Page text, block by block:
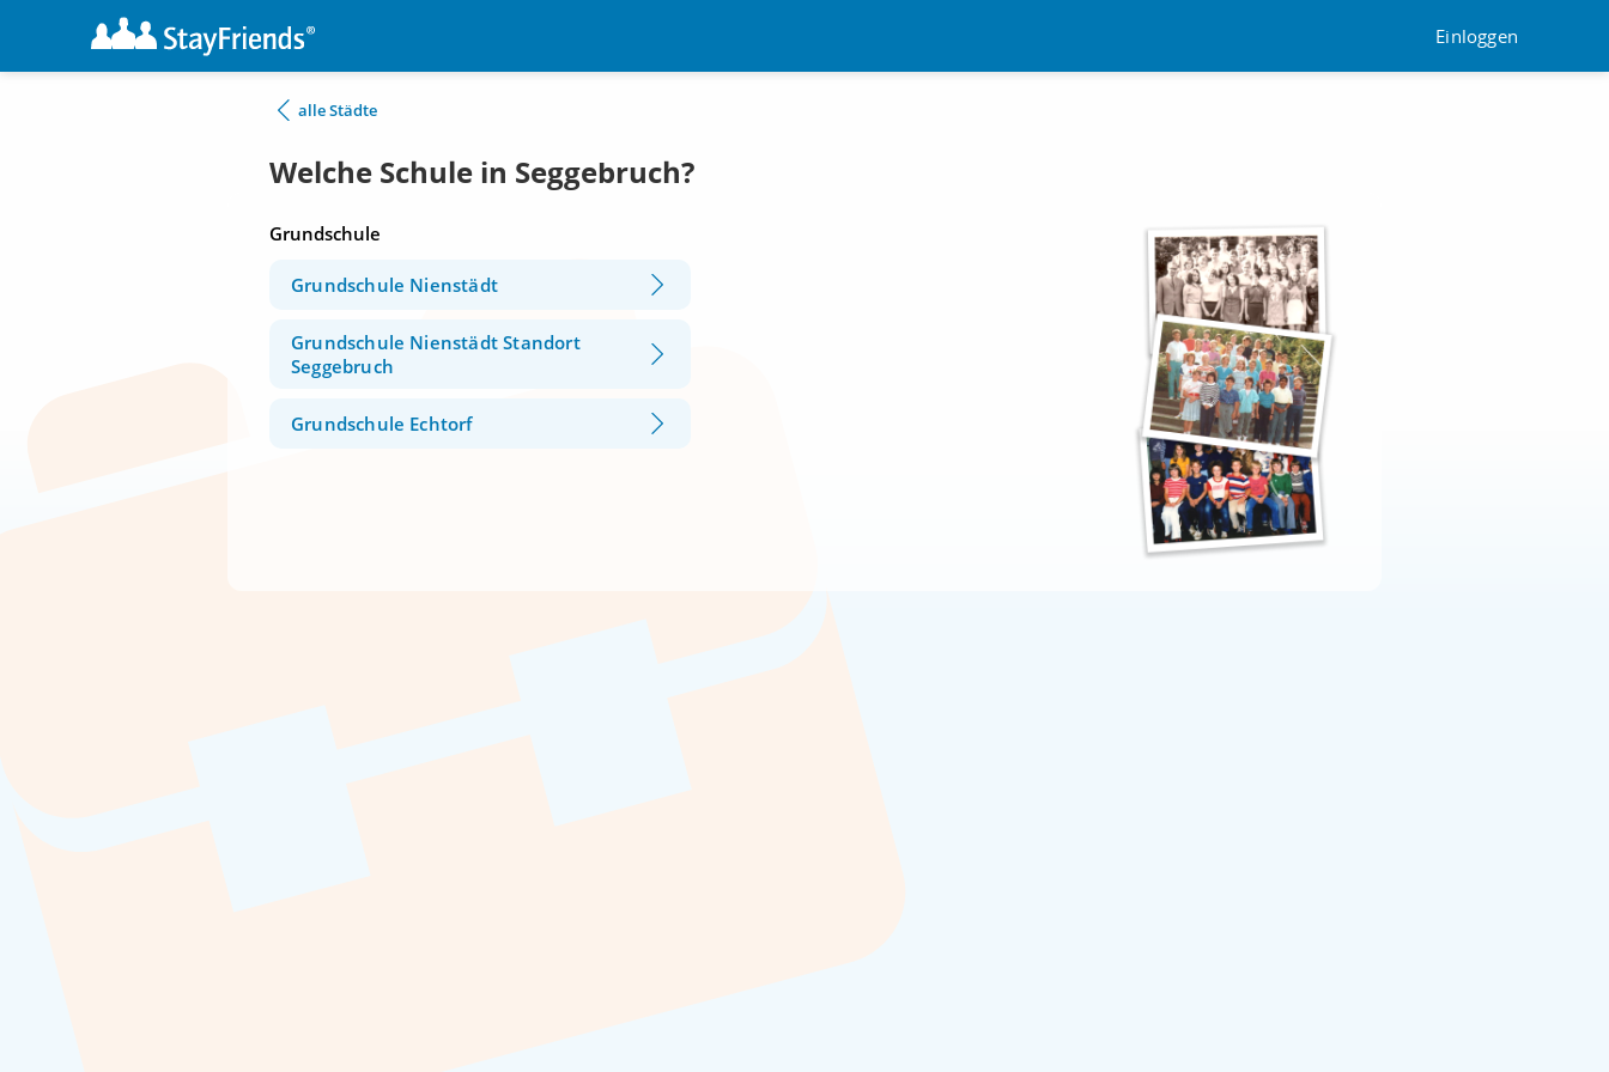
Einloggen
alle Städte
Welche Schule in Seggebruch?
Grundschule
Grundschule Nienstädt
Grundschule Nienstädt Standort
Seggebruch
Grundschule Echtorf